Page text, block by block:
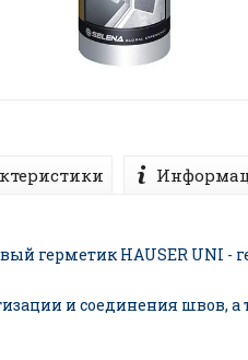
герметик HAUSER UNI -
и соединения швов,